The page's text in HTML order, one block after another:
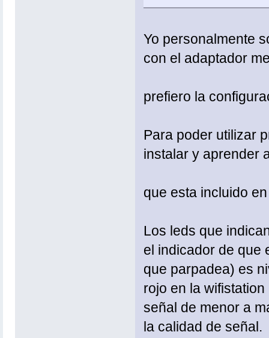
Yo personalmente
con el adaptador
prefiero la
Para poder utilizar
instalar y aprender
que esta incluido
Los leds que
el indicador de que
que parpadea) es
rojo en la
señal de menor a
la calidad de señal.